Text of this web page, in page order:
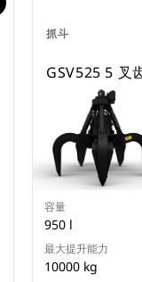
抓斗
GSV525 5 叉
容量
950 l
最大提升能力
10000 kg